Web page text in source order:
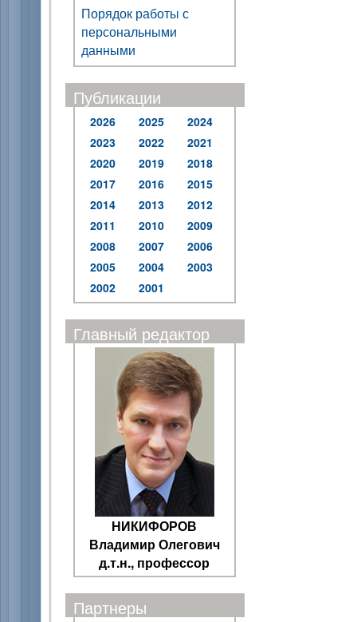
Порядок работы с
персональными
данными
Публикации
2026 2025
2024
2023
2022
2021
2020
2019
2018
2017
2016
2015
2014
2013
2012
2011
2010
2009
2008
2007
2006
2005
2004
2003
2002
2001
Главный редактор
НИКИФОРОВ
Владимир Олегович
д.т.н., профессор
Партнеры